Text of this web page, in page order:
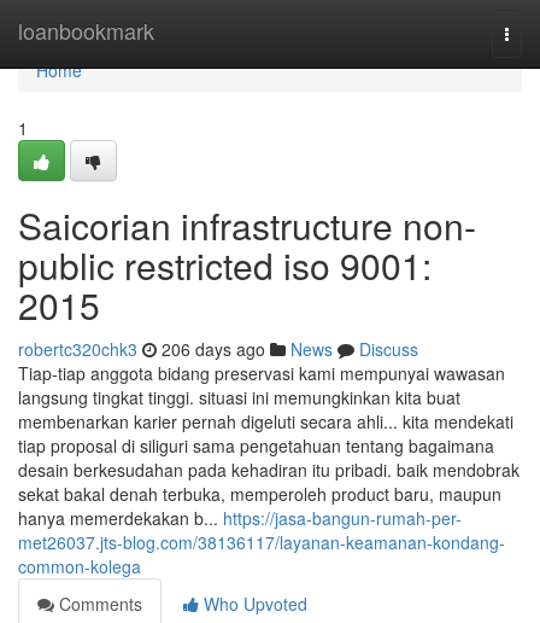
loanbookmark
Home
Home
1
Saicorian infrastructure non-
public restricted iso 9001:
2015
robertc320chk3 206 days ago News
Discuss
Tiap-tiap anggota bidang preservasi kami mempunyai wawasan
langsung tingkat tinggi. situasi ini memungkinkan kita buat
membenarkan karier pernah digeluti secara ahli... kita mendekati
tiap proposal di siliguri sama pengetahuan tentang bagaimana
desain berkesudahan pada kehadiran itu pribadi. baik mendobrak
sekat bakal denah terbuka, memperoleh product baru, maupun
hanya memerdekakan b... https://jasa-bangun-rumah-per-
met26037.jts-blog.com/38136117/layanan-keamanan-kondang-
common-kolega
Comments
Who Upvoted